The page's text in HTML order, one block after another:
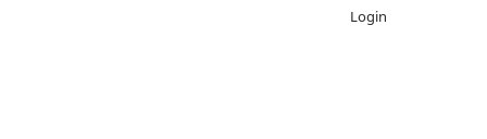
Login